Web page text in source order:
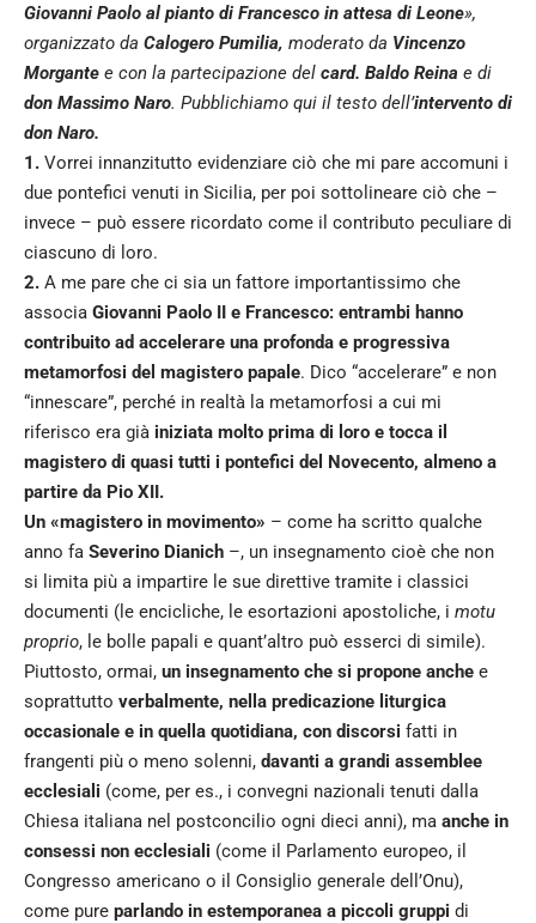
Giovanni Paolo al pianto di Francesco in attesa di Leone»,
organizzato da Calogero Pumilia, moderato da Vincenzo
Morgante e con la partecipazione del card. Baldo Reina e di
don Massimo Naro. Pubblichiamo qui il testo dell’intervento di
don Naro.
1. Vorrei innanzitutto evidenziare ciò che mi pare accomuni i
due pontefici venuti in Sicilia, per poi sottolineare ciò che –
invece – può essere ricordato come il contributo peculiare di
ciascuno di loro.
2. A me pare che ci sia un fattore importantissimo che
associa Giovanni Paolo II e Francesco: entrambi hanno
contribuito ad accelerare una profonda e progressiva
metamorfosi del magistero papale. Dico “accelerare” e non
“innescare”, perché in realtà la metamorfosi a cui mi
riferisco era già iniziata molto prima di loro e tocca il
magistero di quasi tutti i pontefici del Novecento, almeno a
partire da Pio XII.
Un «magistero in movimento» – come ha scritto qualche
anno fa Severino Dianich –, un insegnamento cioè che non
si limita più a impartire le sue direttive tramite i classici
documenti (le encicliche, le esortazioni apostoliche, i motu
proprio, le bolle papali e quant’altro può esserci di simile).
Piuttosto, ormai, un insegnamento che si propone anche e
soprattutto verbalmente, nella predicazione liturgica
occasionale e in quella quotidiana, con discorsi fatti in
frangenti più o meno solenni, davanti a grandi assemblee
ecclesiali (come, per es., i convegni nazionali tenuti dalla
Chiesa italiana nel postconcilio ogni dieci anni), ma anche in
consessi non ecclesiali (come il Parlamento europeo, il
Congresso americano o il Consiglio generale dell’Onu),
come pure parlando in estemporanea a piccoli gruppi di